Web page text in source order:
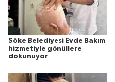
Söke Belediyesi Evde Bakım
hizmetiyle gönüllere
dokunuyor